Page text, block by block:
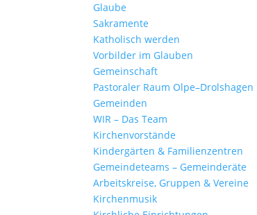
Glaube
Sakra­mente
Katho­lisch werden
Vorbilder im Glauben
Gemein­schaft
Pasto­raler Raum Olpe–Drolshagen
Gemeinden
WIR – Das Team
Kirchen­vor­stände
Kinder­gärten & Familienzentren
Gemein­de­teams – Gemeinderäte
Arbeits­kreise, Gruppen & Vereine
Kirchen­musik